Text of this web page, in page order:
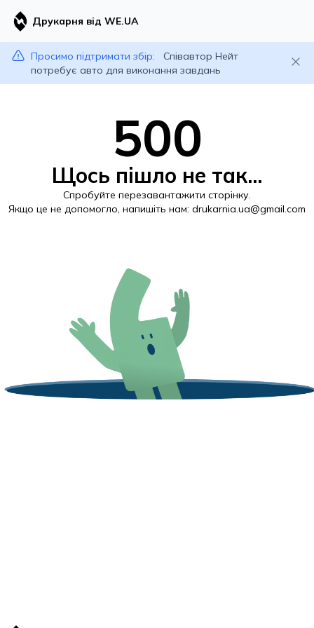
Друкарня від WE.UA
Просимо підтримати збір:
Співавтор Нейт
потребує авто для виконання завдань
500
Щось пішло не так...
Спробуйте перезавантажити сторінку.
Якщо це не допомогло, напишіть нам: drukarnia.ua@gmail.com